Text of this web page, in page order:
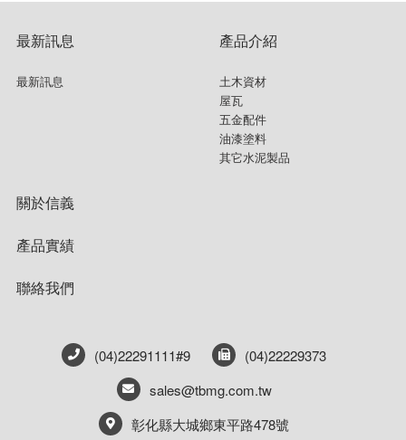
最新訊息
最新訊息
產品介紹
土木資材
屋瓦
五金配件
油漆塗料
其它水泥製品
關於信義
產品實績
聯絡我們
(04)22291111#9
(04)22229373
sales@tbmg.com.tw
彰化縣大城鄉東平路478號